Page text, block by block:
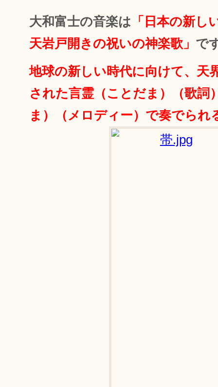
大和富士の音楽は 「日本の新し
天岩戸開きの祝いの神楽歌」 で
地球の新しい時代に向けて、天
された言霊（ことだま）（歌詞
ま）（メロディー）で奏でられ